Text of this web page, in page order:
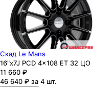
Скад Le Mans
16"x7J PCD 4x108 ЕТ 32 ЦО
11 660 ₽
46 640 ₽ за 4 шт.